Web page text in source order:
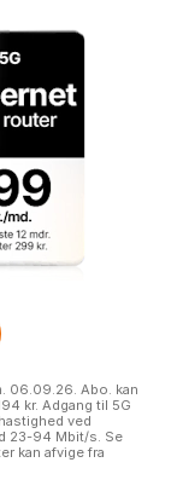
06.09.26. Abo. kan
kr. Adgang til 5G
ved
23-94 Mbit/s. Se
kan afvige fra